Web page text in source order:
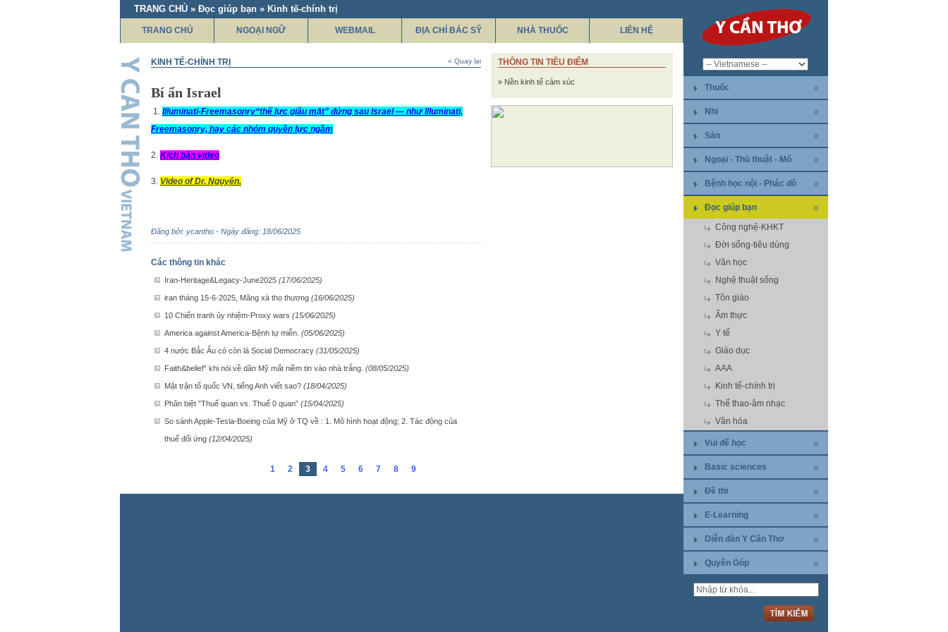
TRANG CHỦ » Đọc giúp bạn » Kinh tế-chính trị
TRANG CHỦ NGOẠI NGỮ WEBMAIL ĐỊA CHỈ BÁC SỸ NHÀ THUỐC LIÊN HỆ
KINH TẾ-CHÍNH TRỊ « Quay lại
Bí ẩn Israel
1. Illuminati-Freemasonry“thế lực giấu mặt” đứng sau Israel — như Illuminati,
Freemasonry, hay các nhóm quyền lực ngầm
2. Kịch bản video.
3. Video of Dr. Nguyên.
Đăng bởi: ycantho - Ngày đăng: 18/06/2025
Các thông tin khác
Iran-Heritage&Legacy-June2025 (17/06/2025)
iran tháng 15-6-2025, Mãng xà thọ thương (16/06/2025)
10 Chiến tranh ủy nhiệm-Proxy wars (15/06/2025)
America against America-Bệnh tự miễn. (05/06/2025)
4 nước Bắc Âu có còn là Social Democracy (31/05/2025)
Faith&belief” khi nói về dân Mỹ mất niềm tin vào nhà trắng. (08/05/2025)
Mặt trận tổ quốc VN, tiếng Anh viết sao? (18/04/2025)
Phân biệt ”Thuế quan vs. Thuế 0 quan” (15/04/2025)
So sánh Apple-Tesla-Boeing của Mỹ ở TQ về : 1. Mô hình hoạt động; 2. Tác động của
thuế đối ứng (12/04/2025)
1 2 3 4 5 6 7 8 9
THÔNG TIN TIÊU ĐIỂM
» Nền kinh tế cảm xúc
Thuốc
Nhi
Sản
Ngoại - Thủ thuật - Mổ
Bệnh học nội - Phác đồ
Đọc giúp bạn
Công nghệ-KHKT
Đời sống-tiêu dùng
Văn học
Nghệ thuật sống
Tôn giáo
Ẩm thực
Y tế
Giáo dục
AAA
Kinh tế-chính trị
Thể thao-âm nhạc
Văn hóa
Vui để học
Basic sciences
Đề thi
E-Learning
Diễn đàn Y Cần Thơ
Quyên Góp